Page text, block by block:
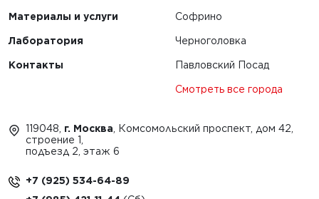
Материалы и услуги
Лаборатория
Контакты
Софрино
Черноголовка
Павловский Посад
Смотреть все города
119048, г. Москва , Комсомольский проспект, дом 42,
строение 1,
подъезд 2, этаж 6
+7 (925) 534-64-89